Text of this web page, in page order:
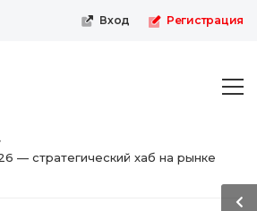
Вход Регистрация
— стратегический хаб на рынке